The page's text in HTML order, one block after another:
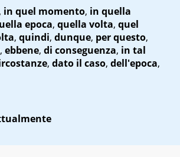
, in quel momento, in quella
epoca, quella volta, quel
, quindi, dunque, per questo,
, ebbene, di conseguenza, in tal
, dato il caso, dell'epoca,